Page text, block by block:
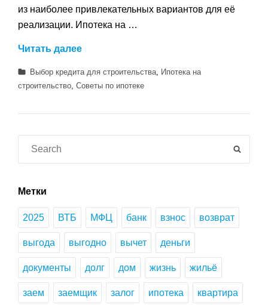
из наиболее привлекательных вариантов для её
реализации. Ипотека на …
Читать далееИпотека
строительство
кредита
для
будущих
домовладельцев
Категории
Выбор кредита для строительства
Ипотека на
строительство Советы по ипотеке
Метки
2025 ВТБ МФЦ банк взнос возврат
выгода выгодно вычет деньги
документы долг дом жизнь жильё
заем заемщик залог ипотека квартира